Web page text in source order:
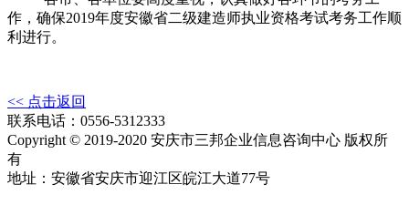
作，确保2019年度安徽省二级建造师执业资格考试考务工作顺
利进行。
<< 点击返回
联系电话：0556-5312333
Copyright © 2019-2020 安庆市三邦企业信息咨询中心 版权所
有
地址：安徽省安庆市迎江区皖江大道77号